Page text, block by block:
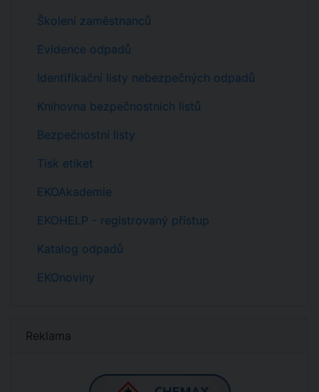
Školení zaměstnanců
Evidence odpadů
Identifikační listy nebezpečných odpadů
Knihovna bezpečnostních listů
Bezpečnostní listy
Tisk etiket
EKOAkademie
EKOHELP - registrovaný přístup
Katalog odpadů
EKOnoviny
Reklama